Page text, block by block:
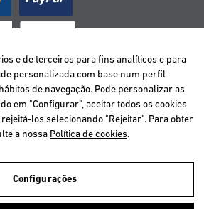
BELGIË / BELGIQUE
DEUTSCHLAND
ESPAÑA
ITALIA
e de terceiros para fins analíticos e para
personalizada com base num perfil
de navegação. Pode personalizar as
em "Configurar", aceitar todos os cookies
los selecionando "Rejeitar". Para obter
a nossa Política de cookies.
Configurações